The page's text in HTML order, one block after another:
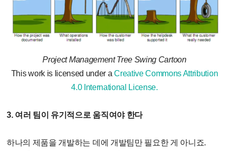
Project Management Tree Swing Cartoon
This work is licensed under aCreative Commons Attribution
4.0 International License.
3. 여러 팀이 유기적으로 움직여야 한다
하나의 제품을 개발하는 데에 개발팀만 필요한 게 아니죠.